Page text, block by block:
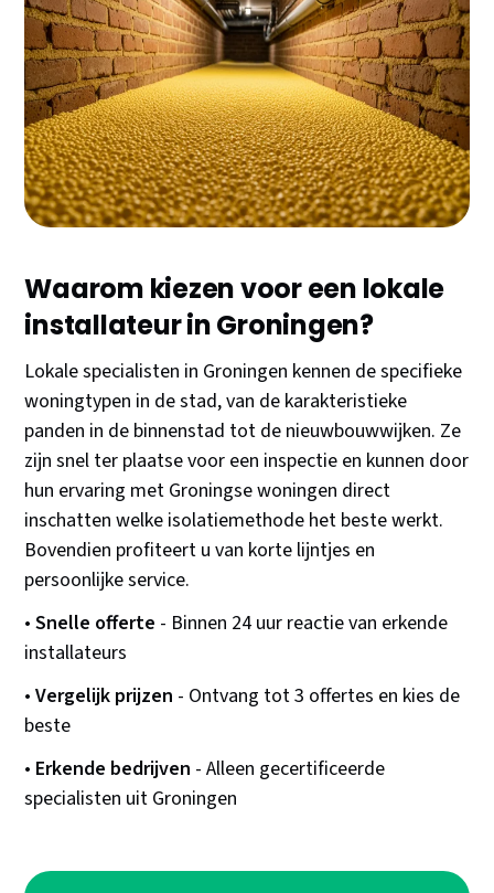
Op zoek naar een betrouwbare kruipruimte-isolatie
installateur in Groningen? Meer dan 60% van de
woningen in Groningen heeft een ongeïsoleerde
kruipruimte, waardoor jaarlijks honderden euro's
aan energie verloren gaan. Met de juiste
installateur bespaart u tot €400 per jaar op uw
energierekening!
Waarom kiezen voor een lokale
installateur in Groningen?
Lokale specialisten in Groningen kennen de specifieke
woningtypen in de stad, van de karakteristieke
panden in de binnenstad tot de nieuwbouwwijken. Ze
zijn snel ter plaatse voor een inspectie en kunnen door
hun ervaring met Groningse woningen direct
inschatten welke isolatiemethode het beste werkt.
Bovendien profiteert u van korte lijntjes en
persoonlijke service.
•Snelle offerte - Binnen 24 uur reactie van erkende
installateurs
•Vergelijk prijzen - Ontvang tot 3 offertes en kies de
beste
• Erkende bedrijven - Alleen gecertificeerde
specialisten uit Groningen